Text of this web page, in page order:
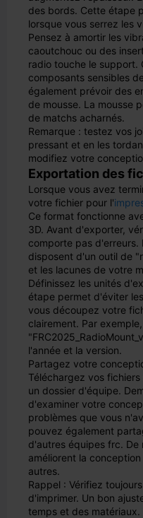
des bords. Cette étape
lorsque vous serrez les
Pensez à amortir les
caoutchouc ou des
radio touche le support.
composants sensibles
également prévoir des
de mousse. La mousse
de matchs acharnés.
Remarque : testez vos
pressant et en les
modifiez votre
Exportation des
Lorsque vous avez
votre fichier pour l'
Ce format fonctionne
3D. Avant d'exporter,
comporte pas d'erreurs.
disposent d'un outil de
et les lacunes de votre
Définissez les unités
étape permet d'éviter
vous découpez votre
clairement. Par
l'année et la version.
Partagez votre
Téléchargez vos
un dossier d'équipe.
d'examiner votre
problèmes que vous
pouvez également
d'autres équipes frc. De
améliorent la
autres.
Rappel : Vérifiez
d'imprimer. Un bon
temps et des matériaux.